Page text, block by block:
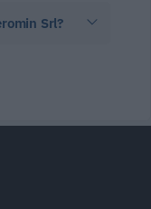
Srl?